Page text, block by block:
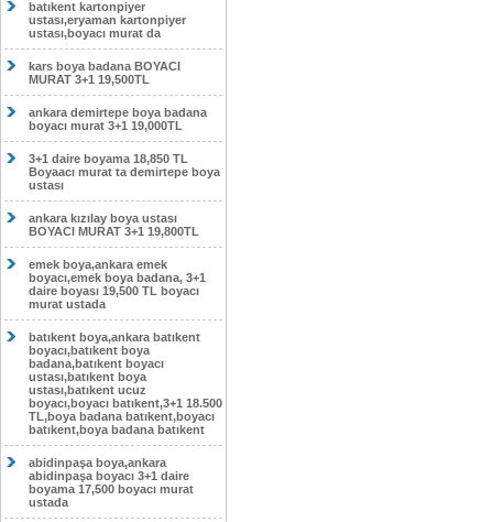
batıkent kartonpiyer
ustası,eryaman kartonpiyer
ustası,boyacı murat da
kars boya badana BOYACI
MURAT 3+1 19,500TL
ankara demirtepe boya badana
boyacı murat 3+1 19,000TL
3+1 daire boyama 18,850 TL
Boyaacı murat ta demirtepe boya
ustası
ankara kızılay boya ustası
BOYACI MURAT 3+1 19,800TL
emek boya,ankara emek
boyacı,emek boya badana, 3+1
daire boyası 19,500 TL boyacı
murat ustada
batıkent boya,ankara batıkent
boyacı,batıkent boya
badana,batıkent boyacı
ustası,batıkent boya
ustası,batıkent ucuz
boyacı,boyacı batıkent,3+1 18.500
TL,boya badana batıkent,boyacı
batıkent,boya badana batıkent
abidinpaşa boya,ankara
abidinpaşa boyacı 3+1 daire
boyama 17,500 boyacı murat
ustada